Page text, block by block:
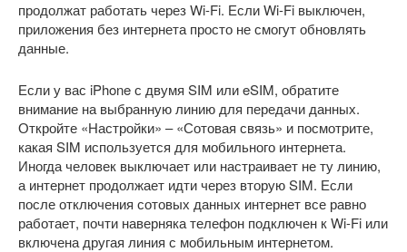
продолжат работать через Wi-Fi. Если Wi-Fi выключен,
приложения без интернета просто не смогут обновлять
данные.
Если у вас iPhone с двумя SIM или eSIM, обратите
внимание на выбранную линию для передачи данных.
Откройте «Настройки» – «Сотовая связь» и посмотрите,
какая SIM используется для мобильного интернета.
Иногда человек выключает или настраивает не ту линию,
а интернет продолжает идти через вторую SIM. Если
после отключения сотовых данных интернет все равно
работает, почти наверняка телефон подключен к Wi-Fi или
включена другая линия с мобильным интернетом.